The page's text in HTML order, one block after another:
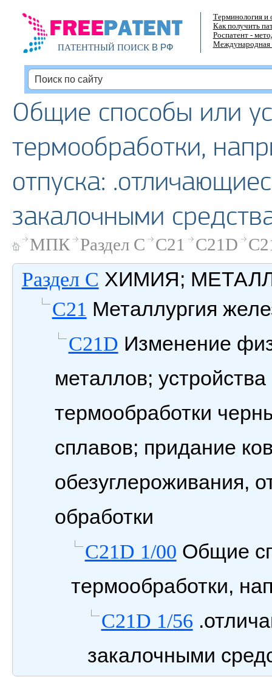
ПАТЕНТНЫЙ ПОИСКВ РФ
Терминология и
Как получить
Роспатент -
Международная
Общие способы или
термообработки,
отпуска:
закалочными
МПК Раздел C C21 C21D
Раздел C ХИМИЯ;
C21 Металлургия
C21D Изменение
металлов;
термообработки
сплавов; придание
обезуглероживания,
обработки
C21D 1/00 Общие
термообработки,
C21D 1/56
закалочными